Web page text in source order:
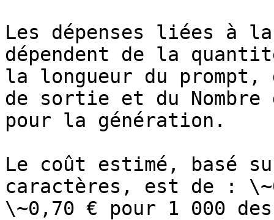
Les dépenses liées à
dépendent de la
la longueur du prompt,
de sortie et du
pour la génération.
Le coût estimé, basé
caractères, est de :
\~0,70 € pour 1 000